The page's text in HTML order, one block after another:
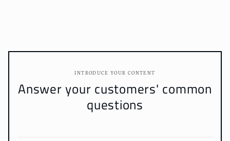
INTRODUCE YOUR CONTENT
Answer your customers' common
questions